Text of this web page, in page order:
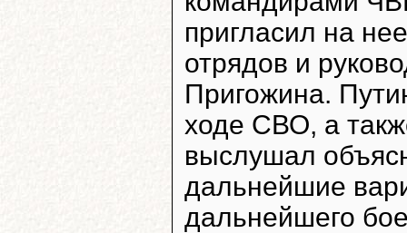
пригласил на
отрядов и
Пригожина.
ходе СВО, а
выслушал
дальнейшие
дальнейшего